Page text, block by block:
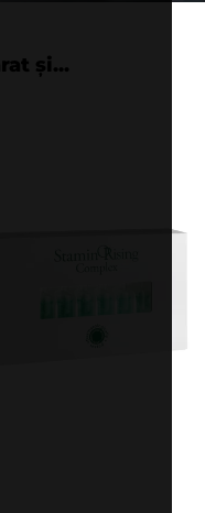
și...